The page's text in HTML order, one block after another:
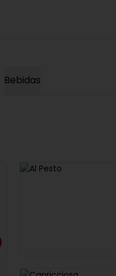
Bebidas